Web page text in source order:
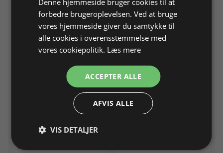
guldsmedebord, fineret
B 50 x H 4,5 x L 120 cm,
Passer til stel 200022+23
2.375,00 DKK
Skuffesektion med 6
skuffer, på ben.
Kan bruges sammen med stel
200022 og 200023
Denne hjemmeside bruger cookies til at
forbedre brugeroplevelsen. Ved at bruge
vores hjemmeside giver du samtykke til
alle cookies i overensstemmelse med
vores cookiepolitik. Læs mere
ACCEPTER ALLE
AFVIS ALLE
VIS DETALJER